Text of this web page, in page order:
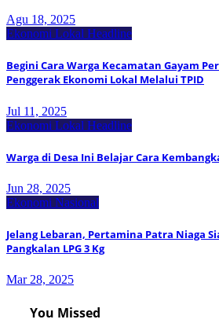
Agu 18, 2025
Ekonomi Lokal Headline
Begini Cara Warga Kecamatan Gayam
Penggerak Ekonomi Lokal Melalui TPID
Jul 11, 2025
Ekonomi Lokal Headline
Warga di Desa Ini Belajar Cara
Jun 28, 2025
Ekonomi Nasional
Jelang Lebaran, Pertamina Patra Niaga
Pangkalan LPG 3 Kg
Mar 28, 2025
You Missed